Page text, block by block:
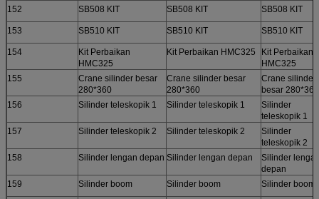
152
SB508 KIT SB508 KIT SB508 KIT
153 SB510 KIT SB510 KIT SB510 KIT
154
Kit Perbaikan
HMC325
Kit Perbaikan HMC325
Kit Perbaikan
HMC325
155
Crane silinder besar
280*360
Crane silinder besar
280*360
Crane silinder
besar 280*360
156
Silinder teleskopik 1 Silinder teleskopik 1
Silinder
teleskopik 1
157
Silinder teleskopik 2 Silinder teleskopik 2
Silinder
teleskopik 2
158
Silinder lengan depan Silinder lengan depan
Silinder
depan
159
Silinder boom Silinder boom Silinder boom